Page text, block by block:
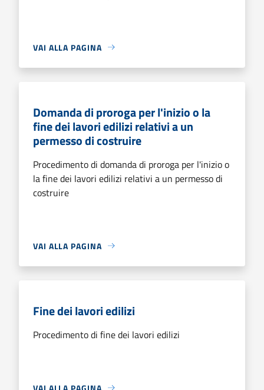
VAI ALLA PAGINA
Domanda di proroga per l'inizio o la
fine dei lavori edilizi relativi a un
permesso di costruire
Procedimento di domanda di proroga per l'inizio o
la fine dei lavori edilizi relativi a un permesso di
costruire
VAI ALLA PAGINA
Fine dei lavori edilizi
Procedimento di fine dei lavori edilizi